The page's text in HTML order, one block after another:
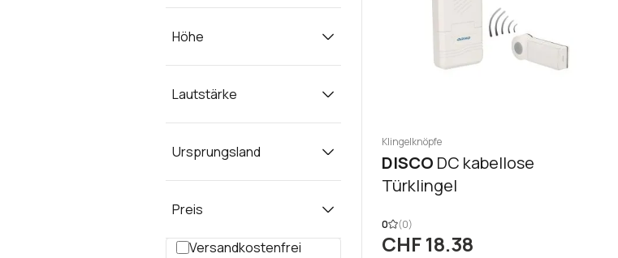
Höhe
Lautstärke
Ursprungsland
Preis
Filter hinzufügen: Versandkostenfrei
Versandkostenfrei
Klingelknöpfe
DISCO DC kabellose
Türklingel
0 (0)
CHF 18.38